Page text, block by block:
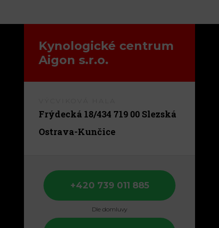
Kynologické centrum
Aigon s.r.o.
Frýdecká 18/434 719 00 Slezská
+420 739 011 885
Dle domluvy